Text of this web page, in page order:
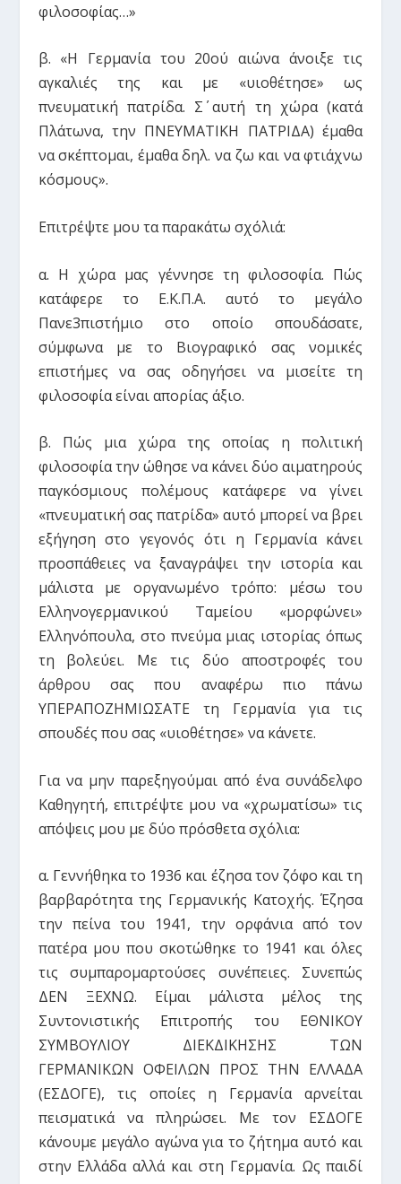
φιλοσοφίας…»
β. «Η Γερμανία του 20ού αιώνα άνοιξε τις
αγκαλιές της και με «υιοθέτησε» ως
πνευματική πατρίδα. Σ΄ αυτή τη χώρα (κατά
Πλάτωνα, την ΠΝΕΥΜΑΤΙΚΗ ΠΑΤΡΙΔΑ) έμαθα
να σκέπτομαι, έμαθα δηλ. να ζω και να φτιάχνω
κόσμους».
Επιτρέψτε μου τα παρακάτω σχόλιά:
α. Η χώρα μας γέννησε τη φιλοσοφία. Πώς
κατάφερε το Ε.Κ.Π.Α. αυτό το μεγάλο
Πανε3πιστήμιο στο οποίο σπουδάσατε,
σύμφωνα με το Βιογραφικό σας νομικές
επιστήμες να σας οδηγήσει να μισείτε τη
φιλοσοφία είναι απορίας άξιο.
β. Πώς μια χώρα της οποίας η πολιτική
φιλοσοφία την ώθησε να κάνει δύο αιματηρούς
παγκόσμιους πολέμους κατάφερε να γίνει
«πνευματική σας πατρίδα» αυτό μπορεί να βρει
εξήγηση στο γεγονός ότι η Γερμανία κάνει
προσπάθειες να ξαναγράψει την ιστορία και
μάλιστα με οργανωμένο τρόπο: μέσω του
Ελληνογερμανικού Ταμείου «μορφώνει»
Ελληνόπουλα, στο πνεύμα μιας ιστορίας όπως
τη βολεύει. Με τις δύο αποστροφές του
άρθρου σας που αναφέρω πιο πάνω
ΥΠΕΡΑΠΟΖΗΜΙΩΣΑΤΕ τη Γερμανία για τις
σπουδές που σας «υιοθέτησε» να κάνετε.
Για να μην παρεξηγούμαι από ένα συνάδελφο
Καθηγητή, επιτρέψτε μου να «χρωματίσω» τις
απόψεις μου με δύο πρόσθετα σχόλια:
α. Γεννήθηκα το 1936 και έζησα τον ζόφο και τη
βαρβαρότητα της Γερμανικής Κατοχής. Έζησα
την πείνα του 1941, την ορφάνια από τον
πατέρα μου που σκοτώθηκε το 1941 και όλες
τις συμπαρομαρτούσες συνέπειες. Συνεπώς
ΔΕΝ ΞΕΧΝΩ. Είμαι μάλιστα μέλος της
Συντονιστικής Επιτροπής του ΕΘΝΙΚΟΥ
ΣΥΜΒΟΥΛΙΟΥ ΔΙΕΚΔΙΚΗΣΗΣ ΤΩΝ
ΓΕΡΜΑΝΙΚΩΝ ΟΦΕΙΛΩΝ ΠΡΟΣ ΤΗΝ ΕΛΛΑΔΑ
(ΕΣΔΟΓΕ), τις οποίες η Γερμανία αρνείται
πεισματικά να πληρώσει. Με τον ΕΣΔΟΓΕ
κάνουμε μεγάλο αγώνα για το ζήτημα αυτό και
στην Ελλάδα αλλά και στη Γερμανία. Ως παιδί